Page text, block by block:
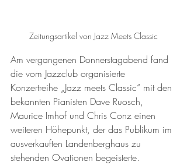
Zeitungsartikel von Jazz Meets Classic
Am vergangenen Donnerstagabend fand
die vom Jazzclub organisierte
Konzertreihe „Jazz meets Classic“ mit den
bekannten Pianisten Dave Ruosch,
Maurice Imhof und Chris Conz einen
weiteren Höhepunkt, der das Publikum im
ausverkauften Landenberghaus zu
stehenden Ovationen begeisterte.